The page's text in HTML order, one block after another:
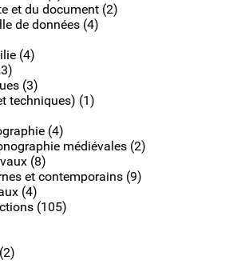
et du document (2)
de données (4)
(4)
(3)
techniques) (1)
(4)
médiévales (2)
(8)
et contemporains (9)
(4)
(105)